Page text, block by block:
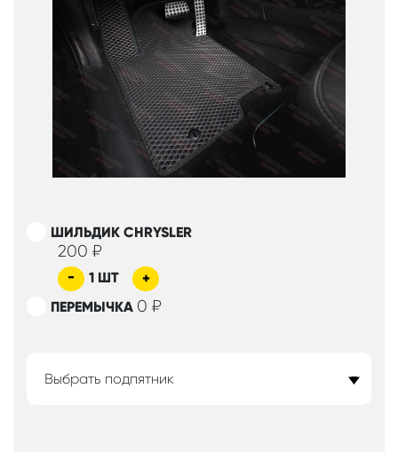
ШИЛЬДИК CHRYSLER
200 ₽
- 1 ШТ
+
ПЕРЕМЫЧКА 0 ₽
Выбрать подпятник